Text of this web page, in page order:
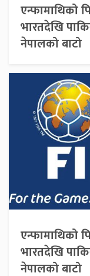
एन्फामाथिको
भारतदेखि
नेपालको बाटो
एन्फामाथिको
भारतदेखि
नेपालको बाटो